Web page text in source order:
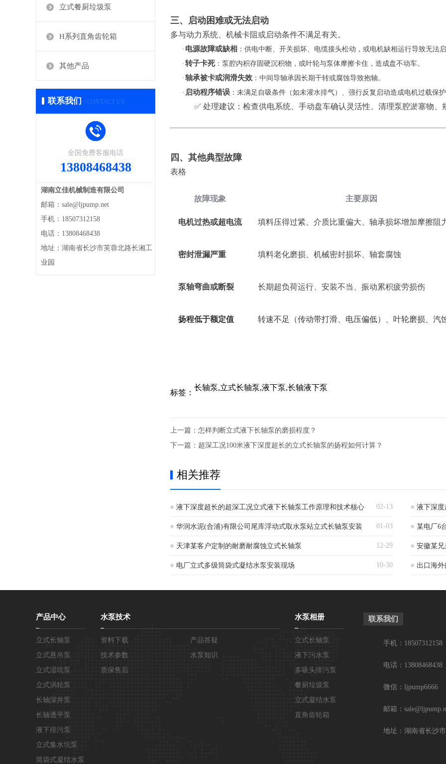
立式餐厨垃圾泵
H系列直角齿轮箱
其他产品
联系我们 / CONTACT US
全国免费客服电话
13808468438
湖南立佳机械制造有限公司
邮箱：sale@ljpump.net
手机：18507312158
电话：13808468438
地址：湖南省长沙市芙蓉北路长湘工
业园
三、启动困难或无法启动
多与动力系统、机械卡阻或启动条件不满足有关。
· 电源故障或缺相 ：供电中断、开关损坏、电缆接头松动，或电机缺相运行导致无法启
· 转子卡死‌：泵腔内积存固硬沉积物，或叶轮与泵体摩擦卡住，造成盘不动车。
· 轴承被卡或润滑失效 ‌：中间导轴承因长期干转或腐蚀导致抱轴。
· 启动程序错误 ：未满足自吸条件（如未灌水排气）、强行反复启动造成电机过载保护
✅ 处理建议：检查供电系统、手动盘车确认灵活性、清理泵腔淤塞物、
四、其他典型故障
表格
故障现象 主要原因
电机过热或超电流 填料压得过紧、介质比重偏大、轴承损坏增加摩擦阻
密封泄漏严重 填料老化磨损、机械密封损坏、轴套腐蚀
泵轴弯曲或断裂 长期超负荷运行、安装不当、振动累积疲劳损伤
扬程低于额定值 转速不足（传动带打滑、电压偏低）、叶轮磨损、汽
标签：
长轴泵,立式长轴泵,液下泵,长轴液下泵
上一篇： 怎样判断立式液下长轴泵的磨损程度？
下一篇： 超深工况100米液下深度超长的立式长轴泵的扬程如何计算？
相关推荐
02-13
液下深度超长的超深工况立式液下长轴泵工作原理和技术核心 液下深
01-03
华润水泥(合浦)有限公司尾库浮动式取水泵站立式长轴泵安装
现场
某电厂6
12-29
天津某客户定制的耐磨耐腐蚀立式长轴泵 安徽某兄
10-30
电厂立式多级筒袋式凝结水泵安装现场 出口海
产品中心
立式长轴泵
立式悬吊泵
立式湿坑泵
立式涡轮泵
长轴深井泵
长轴透平泵
液下排污泵
立式集水坑泵
筒袋式凝结水泵
水泵技术
资料下载
产品答疑
技术参数
水泵知识
质保售后
水泵相册
立式长轴泵
液下污水泵
多吸头排污泵
餐厨垃圾泵
立式凝结水泵
直角齿轮箱
联系我们
手机：18507312158
电话：13808468438
微信：ljpump6666
邮箱：
地址：湖南省长沙